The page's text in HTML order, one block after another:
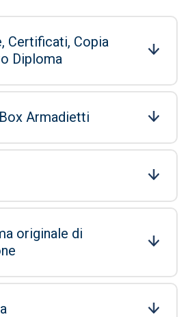
Certificati, Copia
Diploma
Armadietti
originale di